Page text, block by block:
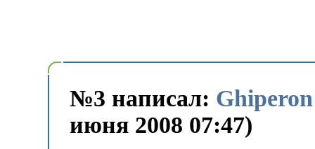
№3 написал: Ghiperon
июня 2008 07:47)